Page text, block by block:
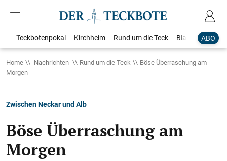
ABO
Teckbotenpokal Kirchheim Rund um die Teck Blaulicht
Home Nachrichten Rund um die Teck
Böse Überraschung am
Morgen
Zwischen Neckar und Alb
Böse Überraschung am
Morgen